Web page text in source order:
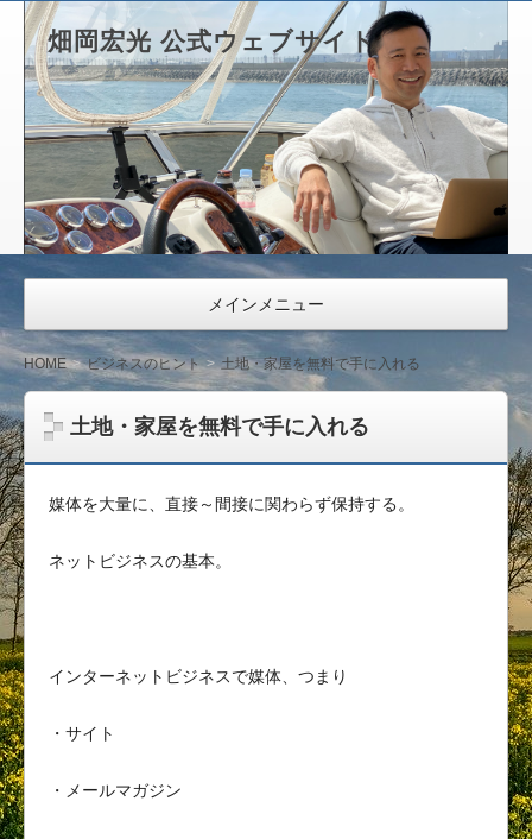
畑岡宏光 公式ウェブサイト
メインメニュー
HOME ビジネスのヒント 土地・家屋を無料で手に入れる
土地・家屋を無料で手に入れる
媒体を大量に、直接～間接に関わらず保持する。
ネットビジネスの基本。
インターネットビジネスで媒体、つまり
・サイト
・メールマガジン